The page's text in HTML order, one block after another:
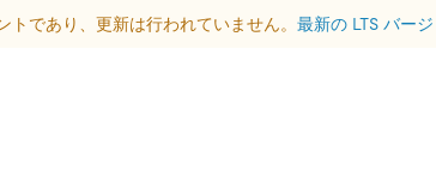
であり、更新は行われていません。 最新の LTS バー